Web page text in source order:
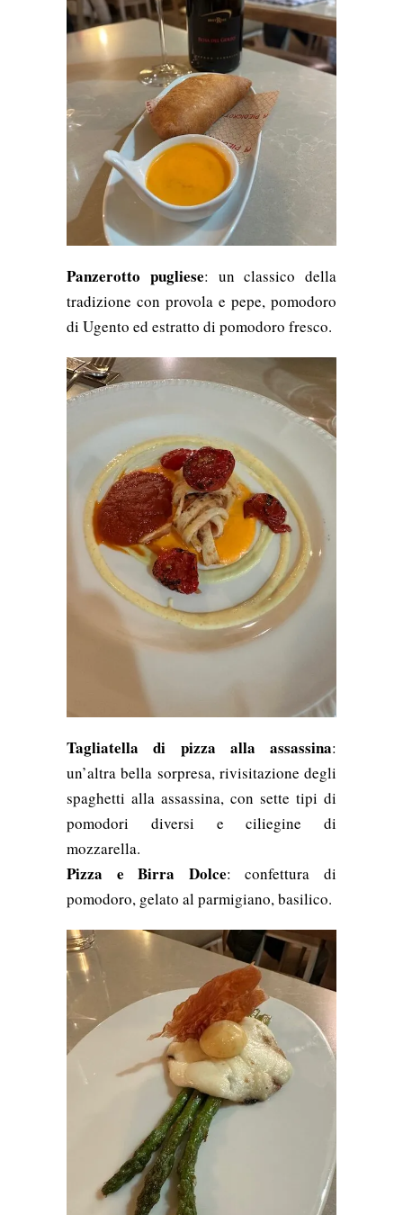
Panzerotto pugliese: un classico della
tradizione con provola e pepe, pomodoro
di Ugento ed estratto di pomodoro fresco.
Tagliatella di pizza alla assassina:
un’altra bella sorpresa, rivisitazione degli
spaghetti alla assassina, con sette tipi di
pomodori diversi e ciliegine di
mozzarella.
Pizza e Birra Dolce: confettura di
pomodoro, gelato al parmigiano, basilico.